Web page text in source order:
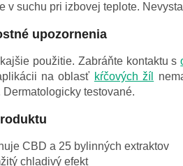
v suchu pri izbovej teplote.
upozornenia
použitie. Zabráňte kontaktu s
na oblasť kŕčových žíl
Dermatologicky testované.
CBD a 25 bylinných extraktov
chladivý efekt